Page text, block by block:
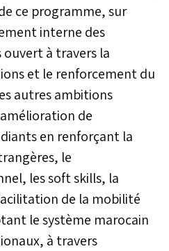
ce programme, sur
interne des
ouvert à travers la
et le renforcement du
autres ambitions
de
en renforçant la
le
les soft skills, la
de la mobilité
le système marocain
à travers